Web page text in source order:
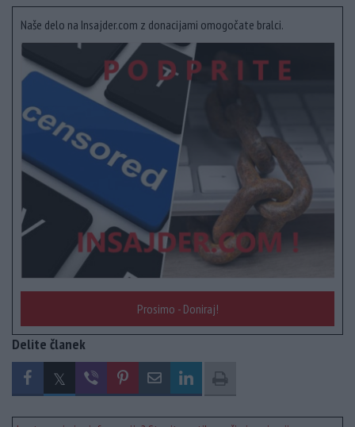
Naše delo na Insajder.com z donacijami omogočate bralci.
Prosimo - Doniraj!
Delite članek